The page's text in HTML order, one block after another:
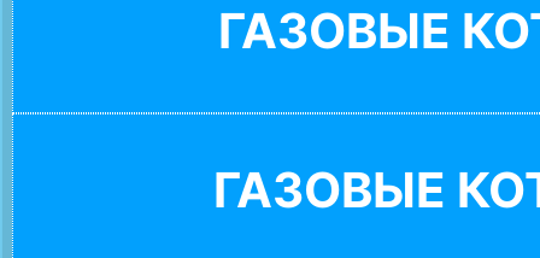
ГАЗОВЫЕ
ГАЗОВЫЕ